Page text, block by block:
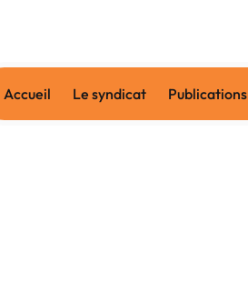
Accueil Le syndicat Publications